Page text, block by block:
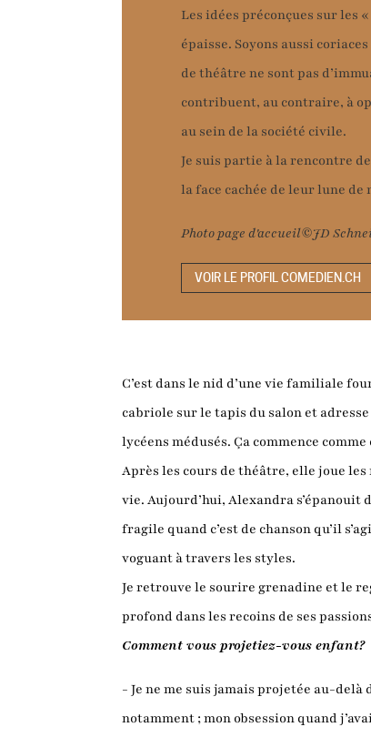
Les idées préconçues sur les
épaisse. Soyons aussi
de théâtre ne sont pas
contribuent, au contraire, à
au sein de la société civile.
Je suis partie à la rencontre
la face cachée de leur lune de
Photo page d'accueil©JD
VOIR LE PROFIL COMEDIEN.CH
C’est dans le nid d’une vie familiale
cabriole sur le tapis du salon et
lycéens médusés. Ça commence
Après les cours de théâtre, elle joue
vie. Aujourd’hui, Alexandra s’épanouit
fragile quand c’est de chanson qu’il
voguant à travers les styles.
Je retrouve le sourire grenadine et le
profond dans les recoins de ses
Comment vous projetiez-vous enfant?
- Je ne me suis jamais projetée au-delà
notamment ; mon obsession quand